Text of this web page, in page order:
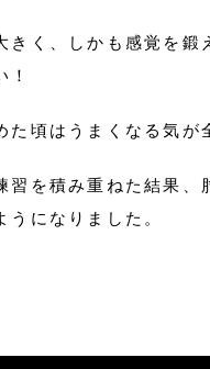
きく、しかも感覚を
た頃はうまくなる気が
習を積み重ねた結果
うになりました。